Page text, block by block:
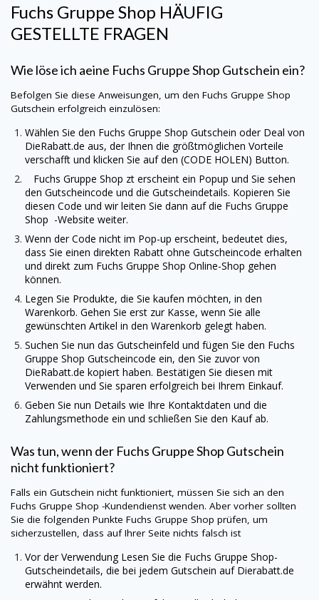
Fuchs Gruppe Shop HÄUFIG
GESTELLTE FRAGEN
Wie löse ich aeine Fuchs Gruppe Shop Gutschein ein?
Befolgen Sie diese Anweisungen, um den Fuchs Gruppe Shop
Gutschein erfolgreich einzulösen:
Wählen Sie den Fuchs Gruppe Shop Gutschein oder Deal von
DieRabatt.de aus, der Ihnen die größtmöglichen Vorteile
verschafft und klicken Sie auf den (CODE HOLEN) Button.
Fuchs Gruppe Shop zt erscheint ein Popup und Sie sehen
den Gutscheincode und die Gutscheindetails. Kopieren Sie
diesen Code und wir leiten Sie dann auf die Fuchs Gruppe
Shop -Website weiter.
Wenn der Code nicht im Pop-up erscheint, bedeutet dies,
dass Sie einen direkten Rabatt ohne Gutscheincode erhalten
und direkt zum Fuchs Gruppe Shop Online-Shop gehen
können.
Legen Sie Produkte, die Sie kaufen möchten, in den
Warenkorb. Gehen Sie erst zur Kasse, wenn Sie alle
gewünschten Artikel in den Warenkorb gelegt haben.
Suchen Sie nun das Gutscheinfeld und fügen Sie den Fuchs
Gruppe Shop Gutscheincode ein, den Sie zuvor von
DieRabatt.de kopiert haben. Bestätigen Sie diesen mit
Verwenden und Sie sparen erfolgreich bei Ihrem Einkauf.
Geben Sie nun Details wie Ihre Kontaktdaten und die
Zahlungsmethode ein und schließen Sie den Kauf ab.
Was tun, wenn der Fuchs Gruppe Shop Gutschein
nicht funktioniert?
Falls ein Gutschein nicht funktioniert, müssen Sie sich an den
Fuchs Gruppe Shop -Kundendienst wenden. Aber vorher sollten
Sie die folgenden Punkte Fuchs Gruppe Shop prüfen, um
sicherzustellen, dass auf Ihrer Seite nichts falsch ist
Vor der Verwendung Lesen Sie die Fuchs Gruppe Shop-
Gutscheindetails, die bei jedem Gutschein aufDierabatt.de
erwähnt werden.